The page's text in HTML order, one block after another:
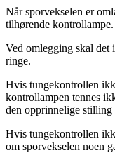
Når sporvekselen er
tilhørende kontrollampe.
Ved omlegging skal det
ringe.
Hvis tungekontrollen
kontrollampen tennes
den opprinnelige stilling
Hvis tungekontrollen
om sporvekselen noen